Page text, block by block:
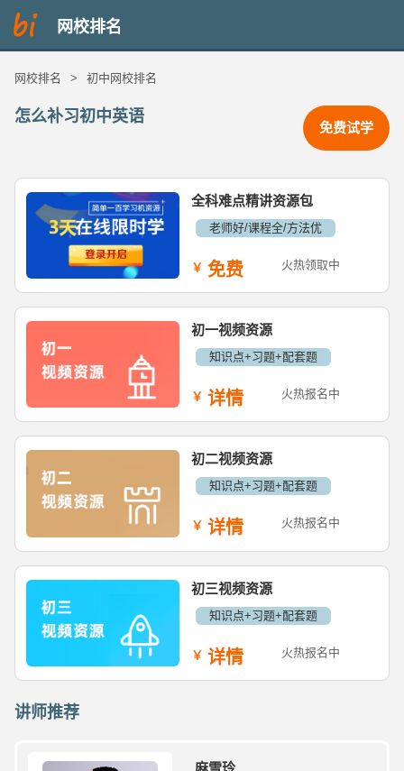
网校排名
网校排名 > 初中网校排名
怎么补习初中英语
免费试学
全科难点精讲资源包
老师好/课程全/方法优
免费 火热领取中
初一视频资源
知识点+习题+配套题
详情 火热报名中
初二视频资源
知识点+习题+配套题
详情 火热报名中
初三视频资源
知识点+习题+配套题
详情 火热报名中
讲师推荐
麻雪玲